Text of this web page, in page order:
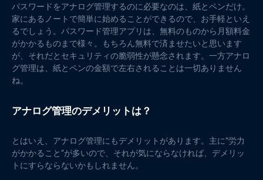
パスワードをアナログ管理するのに必要なのは、紙とペンだけ。
家にあるノートで簡単に始めることができるので、お手軽といえ
るでしょう。パスワード管理アプリは、無料のものから月額料金
がかかるものまで様々。もちろん無料で済ませたいと思います
が、それだとセキュリティの脆弱性が懸念されます。一方アナロ
グ管理は、紙とペンの金額で左右されることは一切ありません
ね。
アナログ管理のデメリットは？
とはいえ、アナログ管理にもデメリットがあります。主に”労力
がかかること”が多いので、それが気にならなければ、デメリッ
トにすらならないかもしれません。